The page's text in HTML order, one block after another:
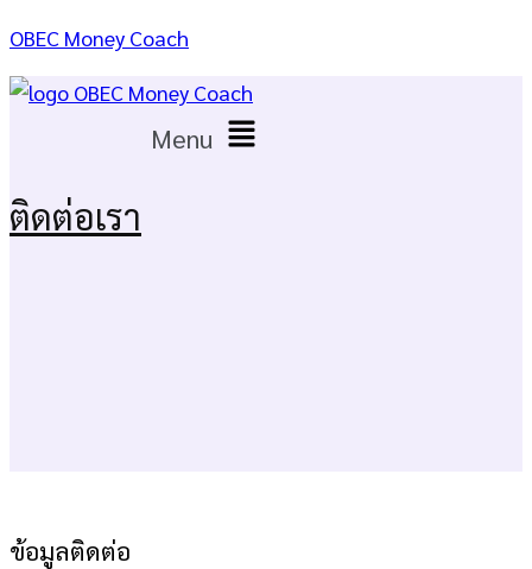
OBEC Money Coach
Menu
ติดต่อเรา
ข้อมูลติดต่อ